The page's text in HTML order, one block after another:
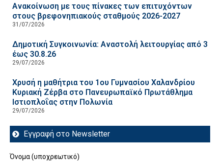
Ανακοίνωση με τους πίνακες των επιτυχόντων
στους βρεφονηπιακούς σταθμούς 2026-2027
31/07/2026
Δημοτική Συγκοινωνία: Αναστολή λειτουργίας από 3
έως 30.8.26
29/07/2026
Χρυσή η μαθήτρια του 1ου Γυμνασίου Χαλανδρίου
Κυριακή Ζέρβα στο Πανευρωπαϊκό Πρωτάθλημα
Ιστιοπλοΐας στην Πολωνία
29/07/2026
Εγγραφή στο Newsletter
Όνομα (υποχρεωτικό)